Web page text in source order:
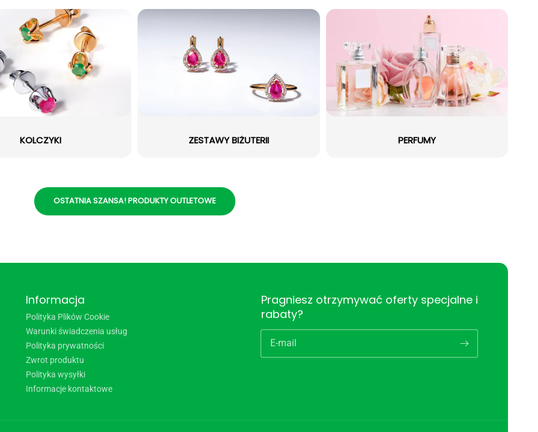
KOLCZYKI ZESTAWY BIŻUTERII PERFUMY
OSTATNIA SZANSA! PRODUKTY OUTLETOWE
Informacja
Polityka Plików Cookie
Warunki świadczenia usług
Polityka prywatności
Zwrot produktu
Polityka wysyłki
Informacje kontaktowe
Pragniesz otrzymywać oferty specjalne i
rabaty?
E-mail